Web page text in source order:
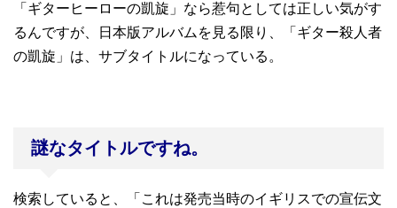
「ギターヒーローの凱旋」なら惹句としては正しい気がす
るんですが、日本版アルバムを見る限り、「ギター殺人者
の凱旋」は、サブタイトルになっている。
謎なタイトルですね。
検索していると、「これは発売当時のイギリスでの宣伝文